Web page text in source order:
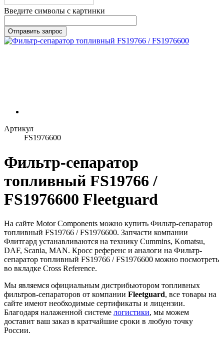
Введите символы с картинки
Артикул
FS1976600
Фильтр-сепаратор
топливный FS19766 /
FS1976600 Fleetguard
На сайте Motor Components можно купить Фильтр-сепаратор
топливный FS19766 / FS1976600. Запчасти компании
Флитгард устанавливаются на технику Cummins, Komatsu,
DAF, Scania, MAN. Кросс референс и аналоги на Фильтр-
сепаратор топливный FS19766 / FS1976600 можно посмотреть
во вкладке Cross Reference.
Мы являемся официальным дистрибьютором топливных
фильтров-сепараторов от компании Fleetguard, все товары на
сайте имеют необходимые сертификаты и лицензии.
Благодаря налаженной системе логистики, мы можем
доставит ваш заказ в кратчайшие сроки в любую точку
России.